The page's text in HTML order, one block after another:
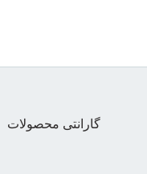
گارانتی محصولات